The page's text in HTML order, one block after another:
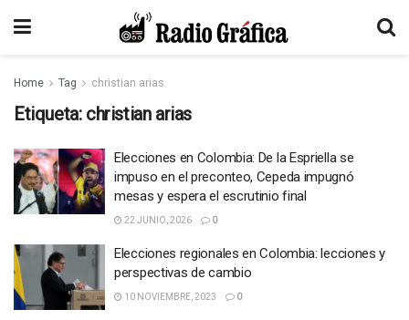
Home Tag christian arias
Etiqueta: christian arias
Elecciones en Colombia: De la Espriella se
impuso en el preconteo, Cepeda impugnó
mesas y espera el escrutinio final
22 JUNIO, 2026 0
Elecciones regionales en Colombia: lecciones y
perspectivas de cambio
10 NOVIEMBRE, 2023 0